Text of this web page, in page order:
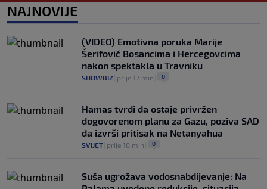
0
ulogu u Milanu: Gazzetta nagovijestila
veliki potez
0
NAJNOVIJE
(VIDEO) Emotivna poruka Marije
Šerifović Bosancima i Hercegovcima
nakon spektakla u Travniku
SHOWBIZ prije 17 min 0
Hamas tvrdi da ostaje privržen
dogovorenom planu za Gazu, poziva SAD
da izvrši pritisak na Netanyahua
SVIJET prije 18 min 0
Suša ugrožava vodosnabdijevanje: Na